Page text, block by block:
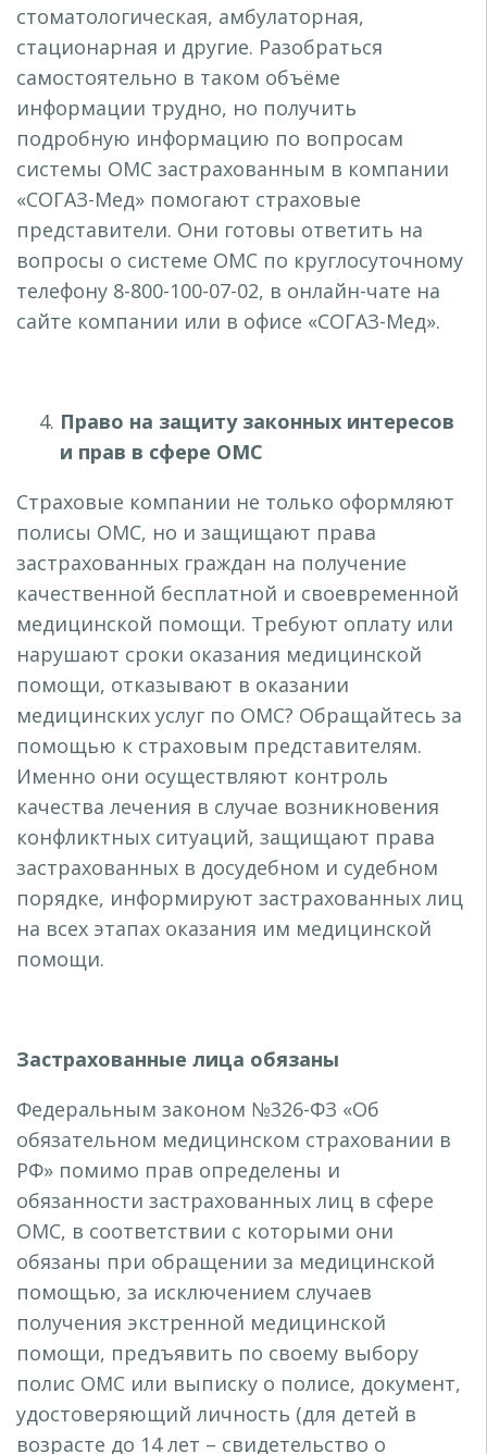
стоматологическая, амбулаторная,
стационарная и другие. Разобраться
самостоятельно в таком объёме
информации трудно, но получить
подробную информацию по вопросам
системы ОМС застрахованным в компании
«СОГАЗ-Мед» помогают страховые
представители. Они готовы ответить на
вопросы о системе ОМС по круглосуточному
телефону 8-800-100-07-02, в онлайн-чате на
сайте компании или в офисе «СОГАЗ-Мед».
Право на защиту законных интересов
и прав в сфере ОМС
Страховые компании не только оформляют
полисы ОМС, но и защищают права
застрахованных граждан на получение
качественной бесплатной и своевременной
медицинской помощи. Требуют оплату или
нарушают сроки оказания медицинской
помощи, отказывают в оказании
медицинских услуг по ОМС? Обращайтесь за
помощью к страховым представителям.
Именно они осуществляют контроль
качества лечения в случае возникновения
конфликтных ситуаций, защищают права
застрахованных в досудебном и судебном
порядке, информируют застрахованных лиц
на всех этапах оказания им медицинской
помощи.
Застрахованные лица обязаны
Федеральным законом №326-ФЗ «Об
обязательном медицинском страховании в
РФ» помимо прав определены и
обязанности застрахованных лиц в сфере
ОМС, в соответствии с которыми они
обязаны при обращении за медицинской
помощью, за исключением случаев
получения экстренной медицинской
помощи, предъявить по своему выбору
полис ОМС или выписку о полисе, документ,
удостоверяющий личность (для детей в
возрасте до 14 лет – свидетельство о